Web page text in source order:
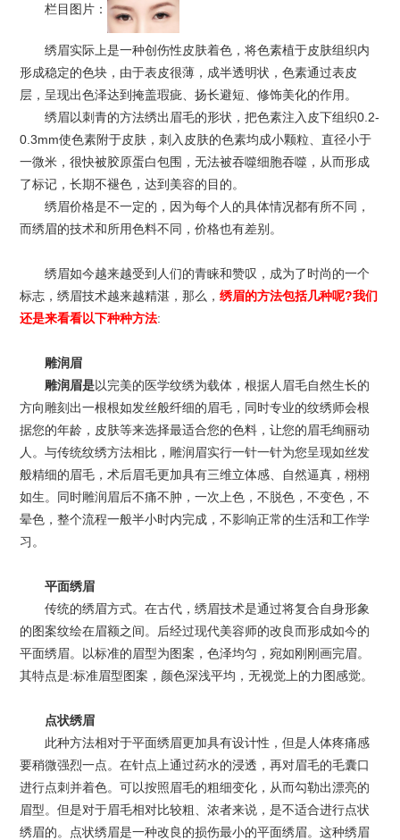
栏目图片：
绣眉实际上是一种创伤性皮肤着色，将色素植于皮肤组织内
形成稳定的色块，由于表皮很薄，成半透明状，色素通过表皮
层，呈现出色泽达到掩盖瑕疵、扬长避短、修饰美化的作用。
绣眉以刺青的方法绣出眉毛的形状，把色素注入皮下组织0.2-
0.3mm使色素附于皮肤，刺入皮肤的色素均成小颗粒、直径小于
一微米，很快被胶原蛋白包围，无法被吞噬细胞吞噬，从而形成
了标记，长期不褪色，达到美容的目的。
绣眉价格是不一定的，因为每个人的具体情况都有所不同，
而绣眉的技术和所用色料不同，价格也有差别。
绣眉如今越来越受到人们的青睐和赞叹，成为了时尚的一个
标志，绣眉技术越来越精湛，那么，绣眉的方法包括几种呢?我们
还是来看看以下种种方法:
雕润眉
雕润眉是以完美的医学纹绣为载体，根据人眉毛自然生长的
方向雕刻出一根根如发丝般纤细的眉毛，同时专业的纹绣师会根
据您的年龄，皮肤等来选择最适合您的色料，让您的眉毛绚丽动
人。与传统纹绣方法相比，雕润眉实行一针一针为您呈现如丝发
般精细的眉毛，术后眉毛更加具有三维立体感、自然逼真，栩栩
如生。同时雕润眉后不痛不肿，一次上色，不脱色，不变色，不
晕色，整个流程一般半小时内完成，不影响正常的生活和工作学
习。
平面绣眉
传统的绣眉方式。在古代，绣眉技术是通过将复合自身形象
的图案纹绘在眉额之间。后经过现代美容师的改良而形成如今的
平面绣眉。以标准的眉型为图案，色泽均匀，宛如刚刚画完眉。
其特点是:标准眉型图案，颜色深浅平均，无视觉上的力图感觉。
点状绣眉
此种方法相对于平面绣眉更加具有设计性，但是人体疼痛感
要稍微强烈一点。在针点上通过药水的浸透，再对眉毛的毛囊口
进行点刺并着色。可以按照眉毛的粗细变化，从而勾勒出漂亮的
眉型。但是对于眉毛相对比较粗、浓者来说，是不适合进行点状
绣眉的。点状绣眉是一种改良的损伤最小的平面绣眉。这种绣眉